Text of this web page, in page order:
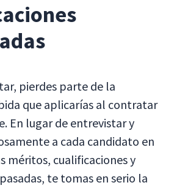
pierdes parte de la
que aplicarías al contratar
En lugar de entrevistar y
a cada candidato en
méritos, cualificaciones y
te tomas en serio la